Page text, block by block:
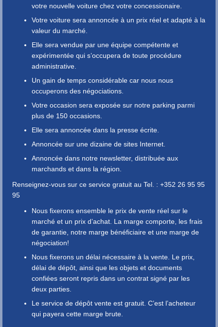
votre nouvelle voiture chez votre concessionaire.
Votre voiture sera annoncée à un prix réel et adapté à la
valeur du marché.
Elle sera vendue par une équipe compétente et
expérimentée qui s’occupera de toute procédure
administrative.
Un gain de temps considérable car nous nous
occuperons des négociations.
Votre occasion sera exposée sur notre parking parmi
plus de 150 occasions.
Elle sera annoncée dans la presse écrite.
Annoncée sur une dizaine de sites Internet.
Annoncée dans notre newsletter, distribuée aux
marchands et dans la région.
Renseignez-vous sur ce service gratuit au Tel. : +352 26 95 95
95
Nous fixerons ensemble le prix de vente réel sur le
marché et un prix d’achat. La marge comporte, les frais
de garantie, notre marge bénéficiaire et une marge de
négociation!
Nous fixerons un délai nécessaire à la vente. Le prix,
délai de dépôt, ainsi que les objets et documents
confiées seront repris dans un contrat signé par les
deux parties.
Le service de dépôt vente est gratuit. C’est l’acheteur
qui payera cette marge brute.